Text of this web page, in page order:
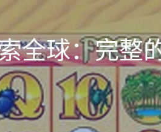
全球：完整